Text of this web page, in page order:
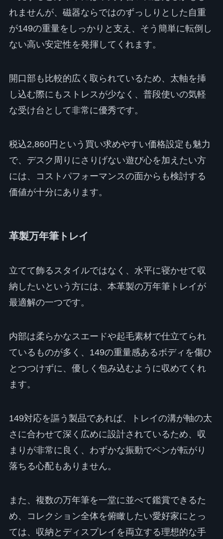
れませんが、磁器ならではのずっしりとした自重
が149の重量をしっかりと支え、そう簡単に転倒し
ない高い安定性を発揮してくれます。
開口部も比較的広く取られているため、太軸を挿
し込む際にもストレスが少なく、普段使いの気軽
な受け台として非常に優秀です。
税込2,860円という買い求めやすい価格設定も魅力
で、デスク周りにさりげない遊び心を加えたい方
には、コストパフォーマンスの面からも検討する
価値が十分にあります。
革製万年筆トレイ
立てて飾るスタイルではなく、水平に寝かせて収
納したいという方には、本革製の万年筆トレイが
最適解の一つです。
内部は柔らかなスエードや起毛素材で仕立てられ
ているものが多く、149の重量感あるボディを傷ひ
とつつけずに、優しく包み込むように収めてくれ
ます。
149対応を謳う製品であれば、トレイの溝が軸の太
さに合わせて深く広めに設計されているため、収
まりが非常に良く、わずかな振動でペンが転がり
落ちる心配もありません。
また、複数の万年筆を一堂に並べて鑑賞できるた
め、コレクション全体を俯瞰したい愛好家にとっ
ては、収納とディスプレイを両立する理想的な手